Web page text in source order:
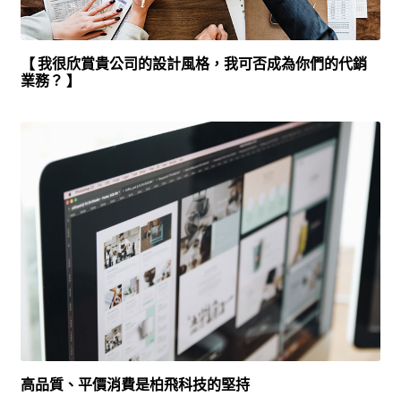
【 我很欣賞貴公司的設計風格，我可否成為你們的代銷
業務？ 】
高品質、平價消費是柏飛科技的堅持